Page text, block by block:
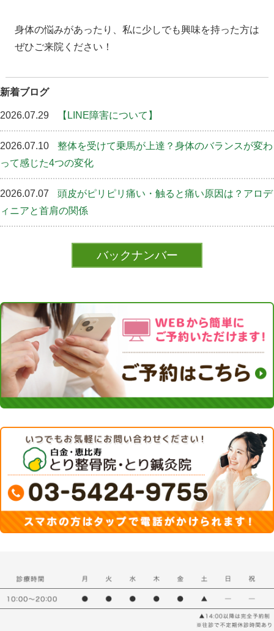
身体の悩みがあったり、私に少しでも興味を持った方は
ぜひご来院ください！
新着ブログ
2026.07.29 【LINE障害について】
2026.07.10
整体を受けて乗馬が上達？身体のバランスが変わ
って感じた4つの変化
2026.07.07
頭皮がピリピリ痛い・触ると痛い原因は？アロデ
ィニアと首肩の関係
バックナンバー